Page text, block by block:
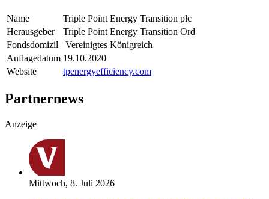
Name
Triple Point Energy Transition plc
Herausgeber
Triple Point Energy Transition Ord
Fondsdomizil
Vereinigtes Königreich
Auflagedatum 19.10.2020
Website
tpenergyefficiency.com
Partnernews
Anzeige
Mittwoch, 8. Juli 2026